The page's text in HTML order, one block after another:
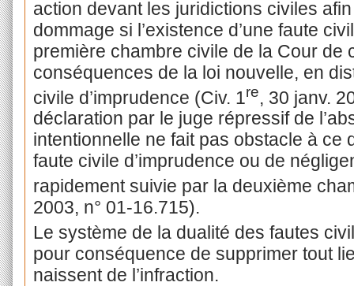
action devant les juridictions civiles afin
dommage si l’existence d’une faute
première chambre civile de la Cour de
conséquences de la loi nouvelle, en
civile d’imprudence (Civ. 1 re
, 30 janv.
déclaration par le juge répressif de
intentionnelle ne fait pas obstacle à ce
faute civile d’imprudence ou de
rapidement suivie par la deuxième
2003, n° 01-16.715).
Le système de la dualité des fautes
pour conséquence de supprimer tout
naissent de l’infraction.